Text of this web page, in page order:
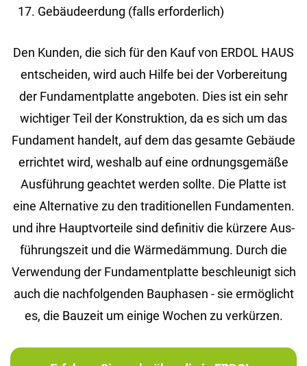
Gebäudeerdung (falls erforderlich)
Den Kun­den, die sich für den Kauf von ERDOL HAUS
ent­schei­den, wird auch Hilfe bei der Vor­be­rei­tung
der Fun­da­ment­plat­te an­ge­bo­ten. Dies ist ein sehr
wich­ti­ger Teil der Kon­struk­ti­on, da es sich um das
Fun­da­ment han­delt, auf dem das ge­sam­te Ge­bäu­de
er­rich­tet wird, wes­halb auf eine ord­nungs­ge­mä­ße
Aus­füh­rung ge­ach­tet wer­den soll­te. Die Plat­te ist
eine Al­ter­na­ti­ve zu den tra­di­tio­nel­len Fun­da­men­ten.
und ihre Haupt­vor­tei­le sind de­fi­ni­tiv die kür­ze­re Aus­
füh­rungs­zeit und die Wär­me­däm­mung. Durch die
Ver­wen­dung der Fun­da­ment­plat­te be­schleu­nigt sich
auch die nach­fol­gen­den Bau­pha­sen - sie er­mög­licht
es, die Bau­zeit um ei­ni­ge Wo­chen zu ver­kür­zen.